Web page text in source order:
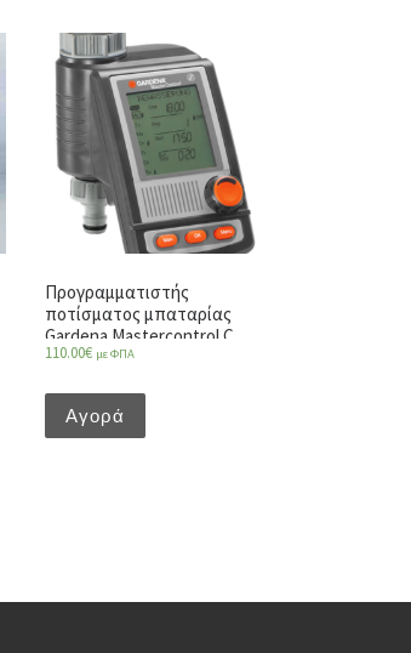
Προγραμματιστής
ποτίσματος μπαταρίας
Gardena Mastercontrol C
1060 plus
110.00€ με ΦΠΑ
Αγορά